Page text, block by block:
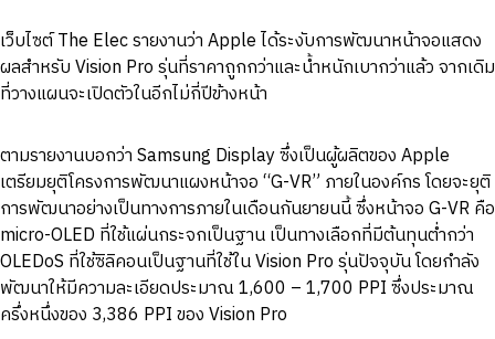
เว็บไซต์ The Elec รายงานว่า Apple ได้ระงับการพัฒนาหน้าจอแสดง
ผลสำหรับ Vision Pro รุ่นที่ราคาถูกกว่าและน้ำหนักเบากว่าแล้ว จากเดิม
ที่วางแผนจะเปิดตัวในอีกไม่กี่ปีข้างหน้า
ตามรายงานบอกว่า Samsung Display ซึ่งเป็นผู้ผลิตของ Apple
เตรียมยุติโครงการพัฒนาแผงหน้าจอ “G-VR” ภายในองค์กร โดยจะยุติ
การพัฒนาอย่างเป็นทางการภายในเดือนกันยายนนี้ ซึ่งหน้าจอ G-VR คือ
micro-OLED ที่ใช้แผ่นกระจกเป็นฐาน เป็นทางเลือกที่มีต้นทุนต่ำกว่า
OLEDoS ที่ใช้ซิลิคอนเป็นฐานที่ใช้ใน Vision Pro รุ่นปัจจุบัน โดยกำลัง
พัฒนาให้มีความละเอียดประมาณ 1,600 – 1,700 PPI ซึ่งประมาณ
ครึ่งหนึ่งของ 3,386 PPI ของ Vision Pro